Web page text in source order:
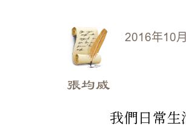
2016年10
張均威
我們日常